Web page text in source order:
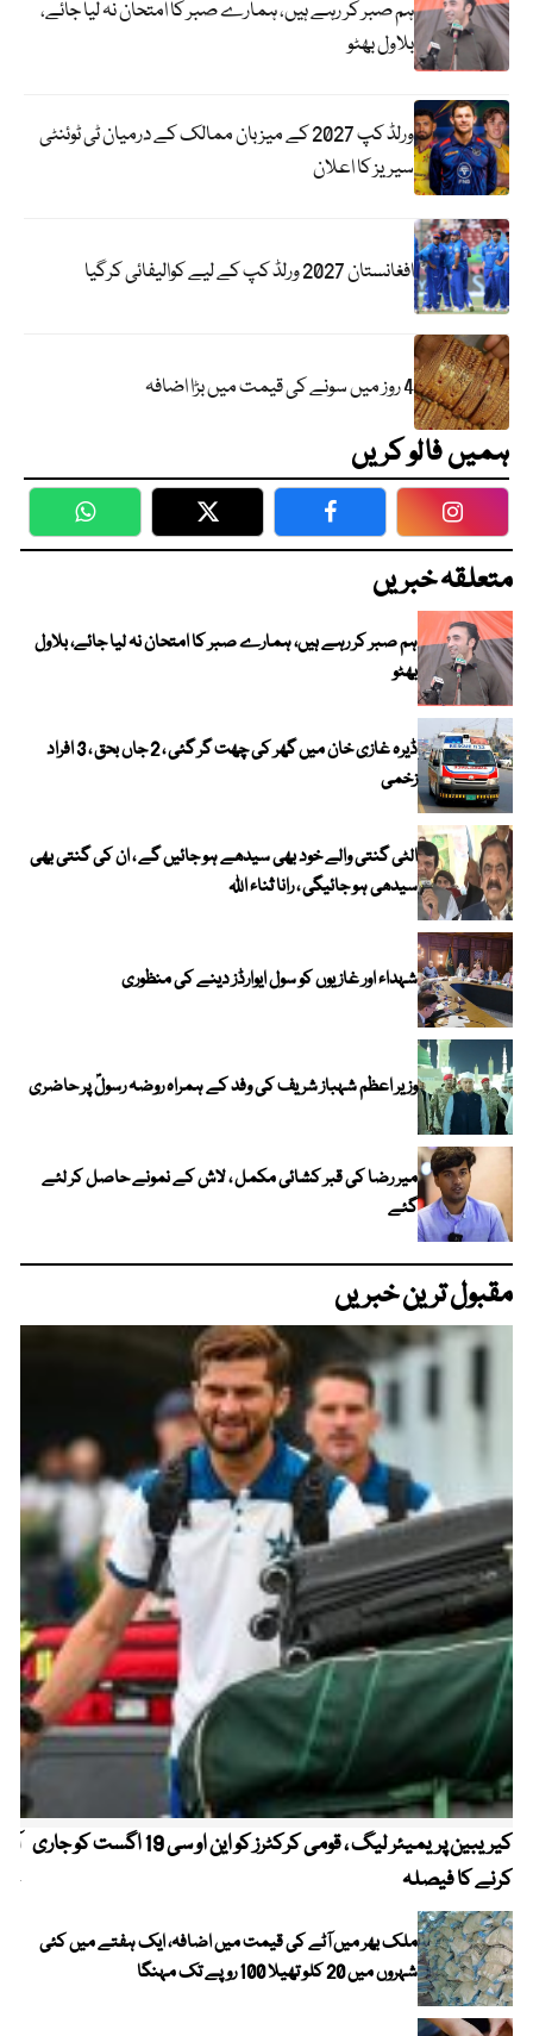
ہم صبر کر رہے ہیں، ہمارے صبر کا امتحان نہ لیا جائے،
بلاول بھٹو
ورلڈ کپ 2027 کے میزبان ممالک کے درمیان ٹی ٹوئنٹی
سیریز کا اعلان
افغانستان 2027 ورلڈ کپ کے لیے کوالیفائی کرگیا
4 روز میں سونے کی قیمت میں بڑا اضافہ
ہمیں فالو کریں
WhatsApp Twitter Facebook
متعلقہ خبریں
ہم صبر کر رہے ہیں، ہمارے صبر کا امتحان نہ لیا جائے، بلاول
بھٹو
ڈیرہ غازی خان میں گھر کی چھت گر گئی ، 2 جاں بحق ، 3 افراد
زخمی
الٹی گنتی والے خود بھی سیدھے ہو جائیں گے ، ان کی گنتی بھی
سیدھی ہو جائیگی ، رانا ثناء اللہ
شہداء اور غازیوں کو سول ایوارڈز دینے کی منظوری
وزیر اعظم شہباز شریف کی وفد کے ہمراہ روضہ رسولؐ پر حاضری
میر رضا کی قبر کشائی مکمل ، لاش کے نمونے حاصل کر لئے
گئے
مقبول ترین خبریں
کیریبین پریمیئر لیگ ، قومی کرکٹرز کو این او سی 19 اگست کو جاری
کرنے کا فیصلہ
ملک بھر میں آٹے کی قیمت میں اضافہ، ایک ہفتے میں کئی
شہروں میں 20 کلو تھیلا 100 روپے تک مہنگا